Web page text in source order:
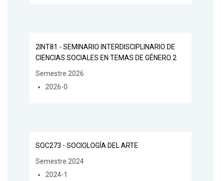
2INT81 - SEMINARIO INTERDISCIPLINARIO DE
CIENCIAS SOCIALES EN TEMAS DE GÉNERO 2
Semestre 2026
2026-0
SOC273 - SOCIOLOGÍA DEL ARTE
Semestre 2024
2024-1